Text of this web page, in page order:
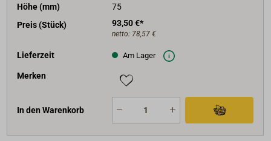
Höhe (mm)
75
Preis (Stück)
93,50 €*
netto: 78,57 €
Lieferzeit Am Lager
Merken
In den Warenkorb